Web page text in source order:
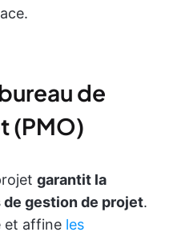
de
(PMO)
garantit la
gestion de projet.
et affine les